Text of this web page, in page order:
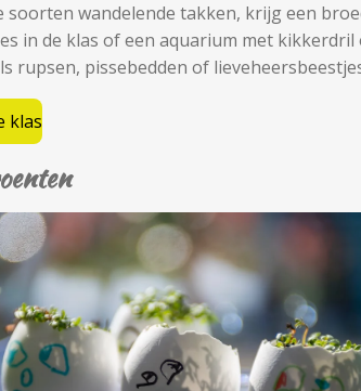
soorten wandelende takken, krijg een
in de klas of een aquarium met
rupsen, pissebedden of
klas